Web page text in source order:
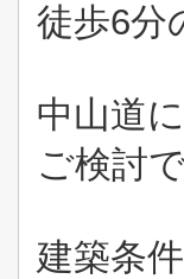
徒歩6分
中山道
ご検討
建築条